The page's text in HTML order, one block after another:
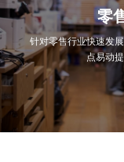
零
针对零售行业快速发
点易动